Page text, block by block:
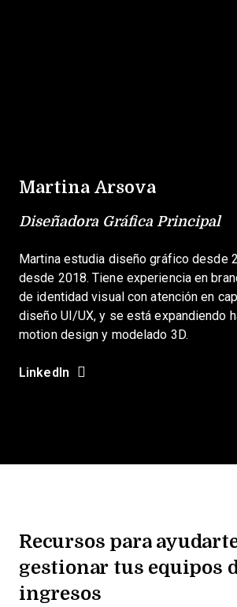
Martina Arsova
Diseñadora Gráfica Principal
Martina estudia diseño gráfico desde
desde 2018. Tiene experiencia en
de identidad visual con atención en
diseño UI/UX, y se está expandiendo
motion design y modelado 3D.
LinkedIn
Recursos para
gestionar tus equipos
ingresos